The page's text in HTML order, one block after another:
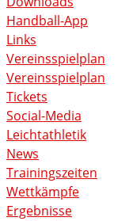
Handball-App
Links
Vereinsspielplan
Vereinsspielplan
Tickets
Social-Media
Leichtathletik
News
Trainingszeiten
Wettkämpfe
Ergebnisse